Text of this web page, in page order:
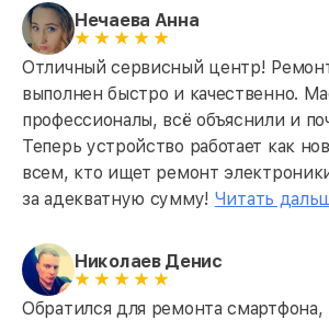
Нечаева Анна
Отличный сервисный центр!
выполнен быстро и качественно.
профессионалы, всё объяснили и
Теперь устройство работает как
всем, кто ищет ремонт
за адекватную сумму! Читать
Николаев Денис
Обратился для ремонта смартфона,